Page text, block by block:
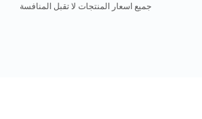
جميع اسعار المنتجات لا تقبل المنافسة